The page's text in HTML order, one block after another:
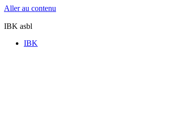
Aller au contenu
IBK asbl
IBK